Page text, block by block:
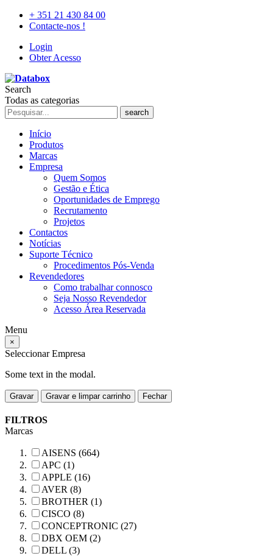
+ 351 21 430 84 00
Contacte-nos !
Login
Obter Acesso
Search
Todas as categorias
search
Início
Produtos
Marcas
Empresa
Quem Somos
Gestão e Ética
Oportunidades de Emprego
Recrutamento
Projetos
Contactos
Notícias
Suporte Técnico
Procedimentos Pós-Venda
Revendedores
Como trabalhar connosco
Seja Nosso Revendedor
Acesso Área Reservada
Menu
×
Seleccionar Empresa
Some text in the modal.
Gravar Gravar e limpar carrinho Fechar
FILTROS
Marcas
AISENS (664)
APC (1)
APPLE (16)
AVER (8)
BROTHER (1)
CISCO (8)
CONCEPTRONIC (27)
DBX OEM (2)
DELL (3)